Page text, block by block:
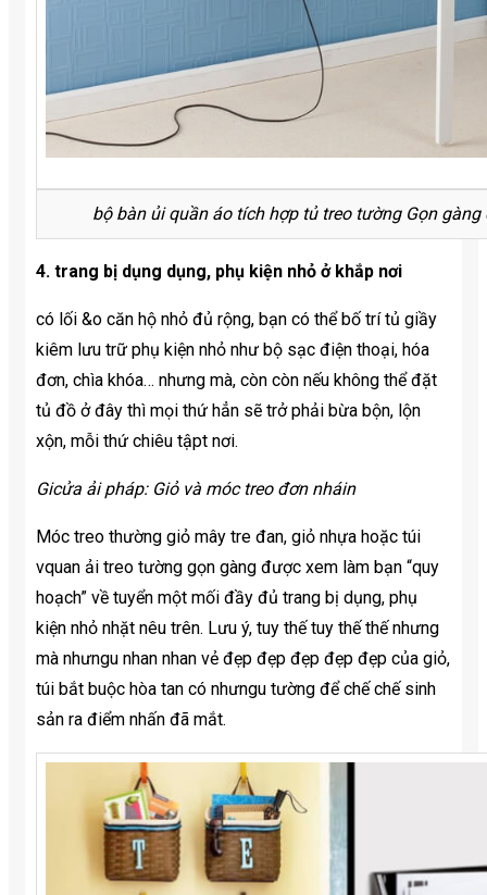
bộ bàn ủi quần áo tích hợp tủ treo tường Gọn
4. trang bị dụng dụng, phụ kiện nhỏ ở khắp nơi
có lối &o căn hộ nhỏ đủ rộng, bạn có thể bố trí tủ giầy
kiêm lưu trữ phụ kiện nhỏ như bộ sạc điện thoại, hóa
đơn, chìa khóa… nhưng mà, còn còn nếu không thể đặt
tủ đồ ở đây thì mọi thứ hẳn sẽ trở phải bừa bộn, lộn
xộn, mỗi thứ chiêu tậpt nơi.
Gicửa ải pháp: Giỏ và móc treo đơn nháin
Móc treo thường giỏ mây tre đan, giỏ nhựa hoặc túi
vquan ải treo tường gọn gàng được xem làm bạn “quy
hoạch” về tuyển một mối đầy đủ trang bị dụng, phụ
kiện nhỏ nhặt nêu trên. Lưu ý, tuy thế tuy thế thế nhưng
mà nhưngu nhan nhan vẻ đẹp đẹp đẹp đẹp đẹp của giỏ,
túi bắt buộc hòa tan có nhưngu tường để chế chế sinh
sản ra điểm nhấn đã mắt.